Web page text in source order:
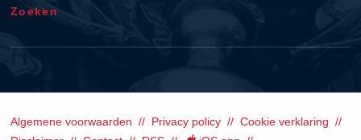
Zoeken
Algemene voorwaarden Privacy policy
Cookie verklaring